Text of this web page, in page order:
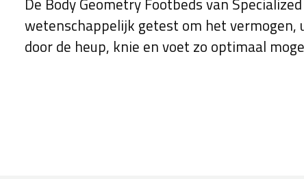
wetenschappelijk getest om het
door de heup, knie en voet zo optimaal